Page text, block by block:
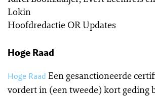
Lokin
Hoofdredactie OR Updates
Hoge Raad
Hoge Raad Een gesanctioneerde
vordert in (een tweede) kort geding